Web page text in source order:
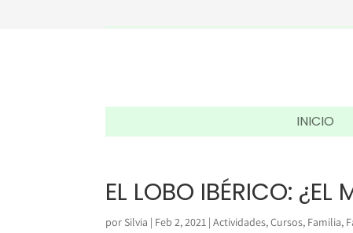
INICIO
EL LOBO IBÉRICO: ¿EL
por Silvia | Feb 2, 2021 |Actividades,Cursos, Familia,